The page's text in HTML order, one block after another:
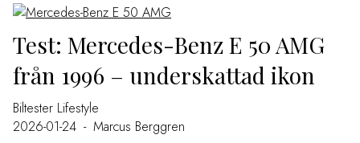
Test: Mercedes-Benz E 50 AMG
från 1996 – underskattad ikon
Biltester Lifestyle
2026-01-24 - Marcus Berggren